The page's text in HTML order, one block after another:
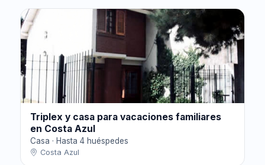
Triplex y casa para vacaciones familiares
en Costa Azul
Casa · Hasta 4 huéspedes
Costa Azul